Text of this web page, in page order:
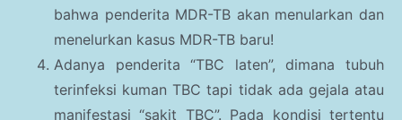
bahwa penderita MDR-TB akan menularkan dan
menelurkan kasus MDR-TB baru!
Adanya penderita “TBC laten”, dimana tubuh
terinfeksi kuman TBC tapi tidak ada gejala atau
manifestasi “sakit TBC”. Pada kondisi tertentu